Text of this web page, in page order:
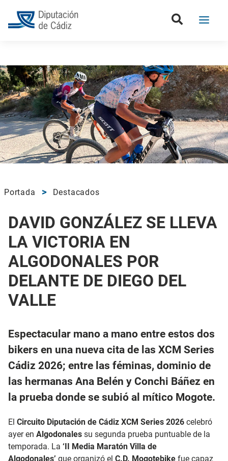
Portada Destacados
DAVID GONZÁLEZ SE LLEVA
LA VICTORIA EN
ALGODONALES POR
DELANTE DE DIEGO DEL
VALLE
Espectacular mano a mano entre estos dos
bikers en una nueva cita de las XCM Series
Cádiz 2026; entre las féminas, dominio de
las hermanas Ana Belén y Conchi Báñez en
la prueba donde se subió al mítico Mogote.
El Circuito Diputación de Cádiz XCM Series 2026 celebró
ayer en Algodonales su segunda prueba puntuable de la
temporada. La ‘II Media Maratón Villa de
Algodonales’ que organizó el C.D. Mogotebike fue capaz